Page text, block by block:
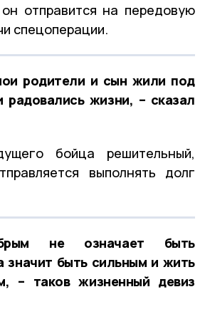
отправится на передовую
спецоперации.
родители и сын жили под
жизни, – сказал
бойца решительный,
выполнять долг
не означает быть
значит быть сильным и жить
– таков жизненный девиз